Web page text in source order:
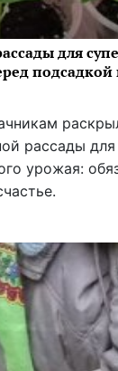
для
подсадкой
рассады
урожая: